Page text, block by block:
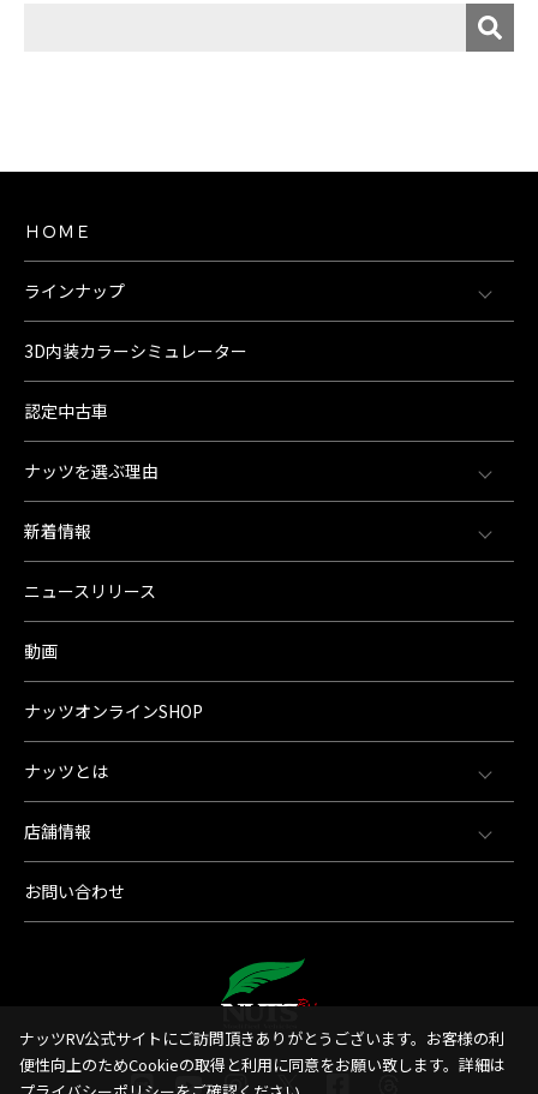
ＨＯＭＥ
ラインナップ
3D内装カラーシミュレーター
認定中古車
ナッツを選ぶ理由
新着情報
ニュースリリース
動画
ナッツオンラインSHOP
ナッツとは
店舗情報
お問い合わせ
ナッツRV公式サイトにご訪問頂きありがとうございます。お客様の利
便性向上のためCookieの取得と利用に同意をお願い致します。詳細は